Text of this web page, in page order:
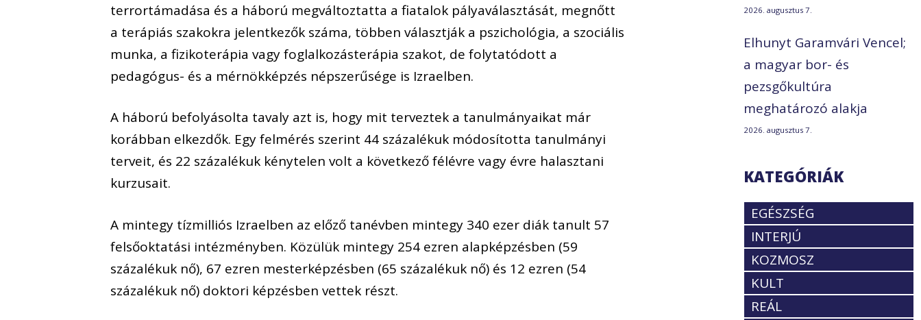
terrortámadása és a háború megváltoztatta a fiatalok pályaválasztását, megnőtt
a terápiás szakokra jelentkezők száma, többen választják a pszichológia, a szociális
munka, a fizikoterápia vagy foglalkozásterápia szakot, de folytatódott a
pedagógus- és a mérnökképzés népszerűsége is Izraelben.
A háború befolyásolta tavaly azt is, hogy mit terveztek a tanulmányaikat már
korábban elkezdők. Egy felmérés szerint 44 százalékuk módosította tanulmányi
terveit, és 22 százalékuk kénytelen volt a következő félévre vagy évre halasztani
kurzusait.
A mintegy tízmilliós Izraelben az előző tanévben mintegy 340 ezer diák tanult 57
felsőoktatási intézményben. Közülük mintegy 254 ezren alapképzésben (59
százalékuk nő), 67 ezren mesterképzésben (65 százalékuk nő) és 12 ezren (54
százalékuk nő) doktori képzésben vettek részt.
2026. augusztus 7.
Elhunyt Garamvári Vencel;
a magyar bor- és
pezsgőkultúra
meghatározó alakja
2026. augusztus 7.
KATEGÓRIÁK
EGÉSZSÉG
INTERJÚ
KOZMOSZ
KULT
REÁL